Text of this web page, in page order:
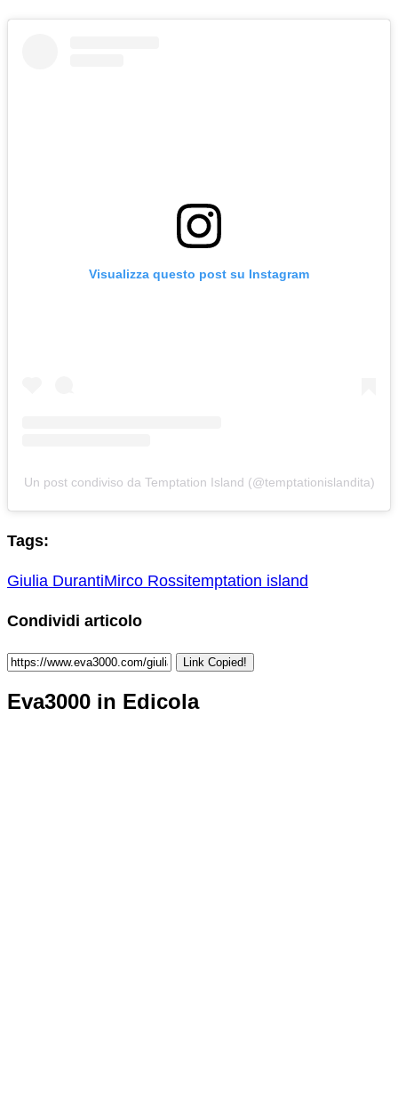
Visualizza questo post su Instagram
Un post condiviso da Temptation Island (@temptationislandita)
Tags:
Giulia DurantiMirco Rossitemptation island
Condividi articolo
Link Copied!
Eva3000 in Edicola